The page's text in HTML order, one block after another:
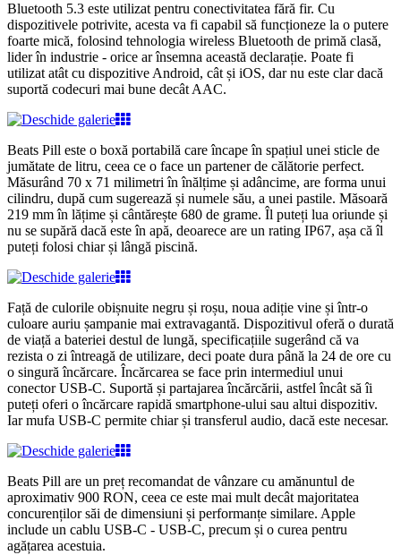
Bluetooth 5.3 este utilizat pentru conectivitatea fără fir. Cu
dispozitivele potrivite, acesta va fi capabil să funcționeze la o putere
foarte mică, folosind tehnologia wireless Bluetooth de primă clasă,
lider în industrie - orice ar însemna această declarație. Poate fi
utilizat atât cu dispozitive Android, cât și iOS, dar nu este clar dacă
suportă codecuri mai bune decât AAC.
Beats Pill este o boxă portabilă care încape în spațiul unei sticle de
jumătate de litru, ceea ce o face un partener de călătorie perfect.
Măsurând 70 x 71 milimetri în înălțime și adâncime, are forma unui
cilindru, după cum sugerează și numele său, a unei pastile. Măsoară
219 mm în lățime și cântărește 680 de grame. Îl puteți lua oriunde și
nu se supără dacă este în apă, deoarece are un rating IP67, așa că îl
puteți folosi chiar și lângă piscină.
Față de culorile obișnuite negru și roșu, noua adiție vine și într-o
culoare auriu șampanie mai extravagantă. Dispozitivul oferă o durată
de viață a bateriei destul de lungă, specificațiile sugerând că va
rezista o zi întreagă de utilizare, deci poate dura până la 24 de ore cu
o singură încărcare. Încărcarea se face prin intermediul unui
conector USB-C. Suportă și partajarea încărcării, astfel încât să îi
puteți oferi o încărcare rapidă smartphone-ului sau altui dispozitiv.
Iar mufa USB-C permite chiar și transferul audio, dacă este necesar.
Beats Pill are un preț recomandat de vânzare cu amănuntul de
aproximativ 900 RON, ceea ce este mai mult decât majoritatea
concurenților săi de dimensiuni și performanțe similare. Apple
include un cablu USB-C - USB-C, precum și o curea pentru
agățarea acestuia.